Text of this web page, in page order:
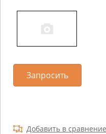
Добавить в сравнение
Запросить